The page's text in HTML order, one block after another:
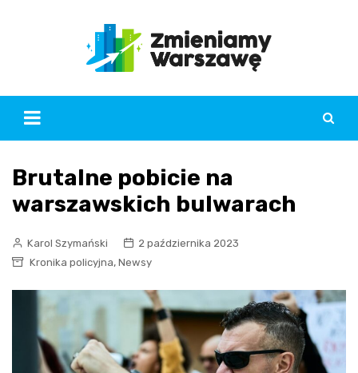
Brutalne pobicie na
warszawskich bulwarach
Karol Szymański
2 października 2023
Kronika policyjna, Newsy